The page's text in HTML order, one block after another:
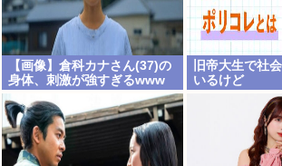
【画像】倉科カナさん(37)の
身体、刺激が強すぎるwww
旧帝大生で社
いるけど